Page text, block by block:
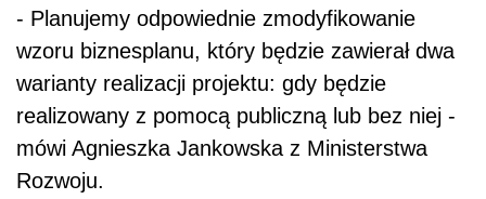
- Planujemy odpowiednie zmodyfikowanie
wzoru biznesplanu, który będzie zawierał dwa
warianty realizacji projektu: gdy będzie
realizowany z pomocą publiczną lub bez niej -
mówi Agnieszka Jankowska z Ministerstwa
Rozwoju.